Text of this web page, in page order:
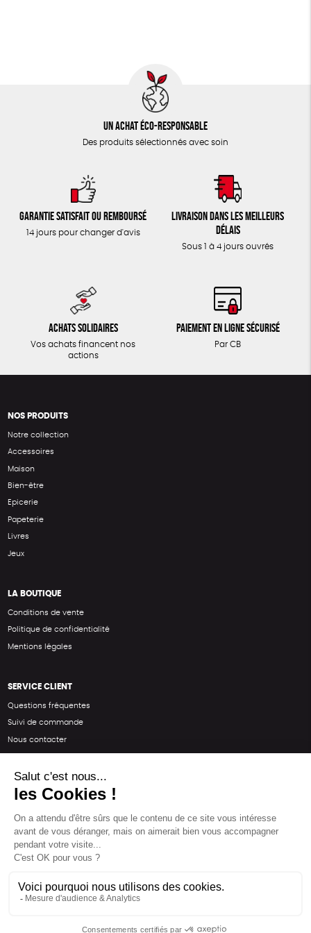
Un achat éco-responsable
Des produits sélectionnés avec soin
Garantie satisfait ou remboursé
14 jours pour changer d'avis
Livraison dans les meilleurs
délais
Sous 1 à 4 jours ouvrés
Achats solidaires
Vos achats financent nos
actions
Paiement en ligne sécurisé
Par CB
NOS PRODUITS
Notre collection
Accessoires
Maison
Bien-être
Epicerie
Papeterie
Livres
Jeux
LA BOUTIQUE
Conditions de vente
Politique de confidentialité
Mentions légales
SERVICE CLIENT
Questions fréquentes
Suivi de commande
Nous contacter
SUIVEZ-NOUS
Une boutique élaborée avec par RGOODS